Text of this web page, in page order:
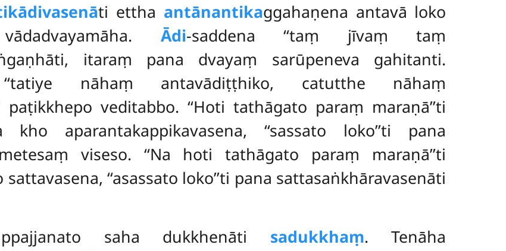
ti ettha antānantikaggahaṇena antavā loko
Ādi-saddena ‘‘taṃ jīvaṃ taṃ
itaraṃ pana dvayaṃ sarūpeneva gahitanti.
nāhaṃ antavādiṭṭhiko, catutthe nāhaṃ
veditabbo. ‘‘Hoti tathāgato paraṃ maraṇā’’ti
aparantakappikavasena, ‘‘sassato loko’’ti pana
viseso. ‘‘Na hoti tathāgato paraṃ maraṇā’’ti
‘‘asassato loko’’ti pana sattasaṅkhāravasenāti
saha dukkhenāti sadukkhaṃ. Tenāha